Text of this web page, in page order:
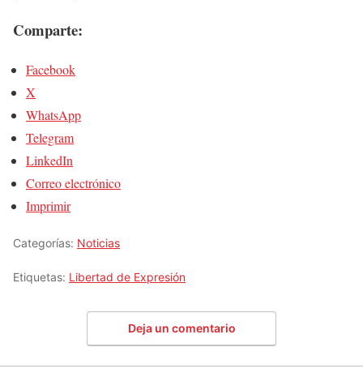
Comparte:
Facebook
X
WhatsApp
Telegram
LinkedIn
Correo electrónico
Imprimir
Categorías: Noticias
Etiquetas: Libertad de Expresión
Deja un comentario